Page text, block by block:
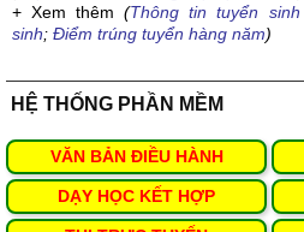
+ Xem thêm(Thông tin tuyển
sinh; Điểm trúng tuyển hàng năm)
HỆ THỐNG PHẦN MỀM
VĂN BẢN ĐIỀU HÀNH
DẠY HỌC KẾT HỢP